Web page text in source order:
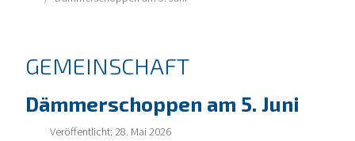
GEMEINSCHAFT
Dämmerschoppen am 5. Juni
Veröffentlicht: 28. Mai 2026